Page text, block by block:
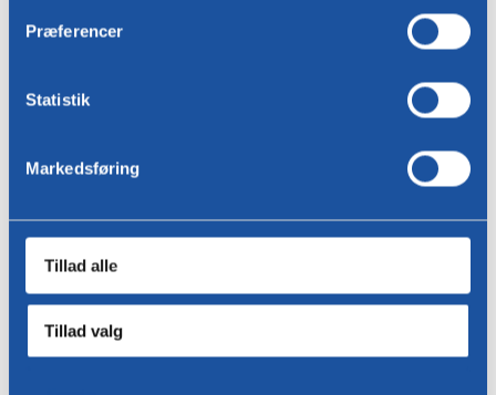
Præferencer
Statistik
Markedsføring
Tillad alle
Tillad valg
Undervogn
Epoxyfarver Fenix bloom: Rosso
mm), træfiner (20 mm) eller massivt